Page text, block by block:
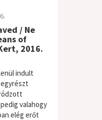
/ Ne
of
2016.
indult
valahogy
elég erőt